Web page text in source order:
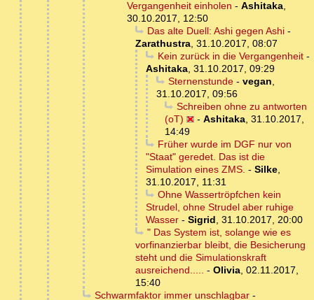
Vergangenheit einholen - Ashitaka,
30.10.2017, 12:50
Das alte Duell: Ashi gegen Ashi-
Zarathustra, 31.10.2017, 08:07
Kein zurück in die Vergangenheit-
Ashitaka, 31.10.2017, 09:29
Sternenstunde- vegan,
31.10.2017, 09:56
Schreiben ohne zu antworten
(oT)
- Ashitaka, 31.10.2017,
14:49
Früher wurde im DGF nur von
"Staat" geredet. Das ist die
Simulation eines ZMS. - Silke,
31.10.2017, 11:31
Ohne Wassertröpfchen kein
Strudel, ohne Strudel aber ruhige
Wasser - Sigrid, 31.10.2017, 20:00
" Das System ist, solange wie es
vorfinanzierbar bleibt, die Besicherung
steht und die Simulationskraft
ausreichend..... - Olivia, 02.11.2017,
15:40
Schwarmfaktor immer unschlagbar-